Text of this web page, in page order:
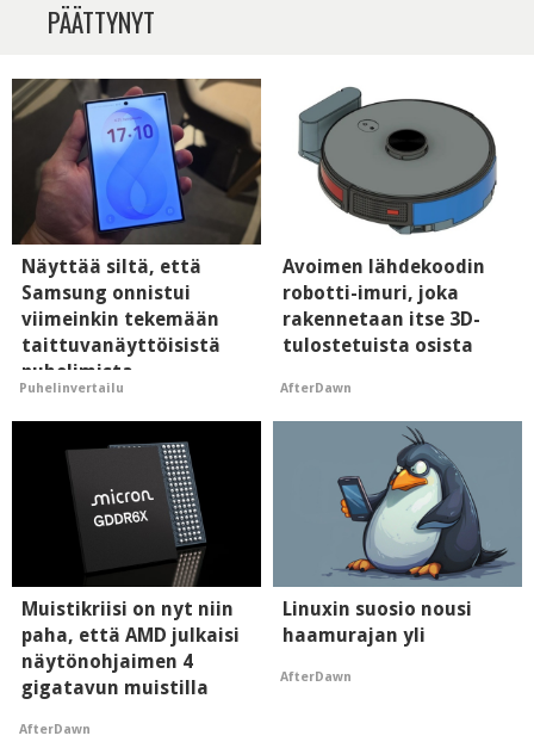
PÄÄTTYNYT
Näyttää siltä, että
Samsung onnistui
viimeinkin tekemään
taittuvanäyttöisistä
puhelimista
supersuosittuja
Puhelinvertailu
Avoimen lähdekoodin
robotti-imuri, joka
rakennetaan itse 3D-
tulostetuista osista
AfterDawn
Muistikriisi on nyt niin
paha, että AMD julkaisi
näytönohjaimen 4
gigatavun muistilla
AfterDawn
Linuxin suosio nousi
haamurajan yli
AfterDawn